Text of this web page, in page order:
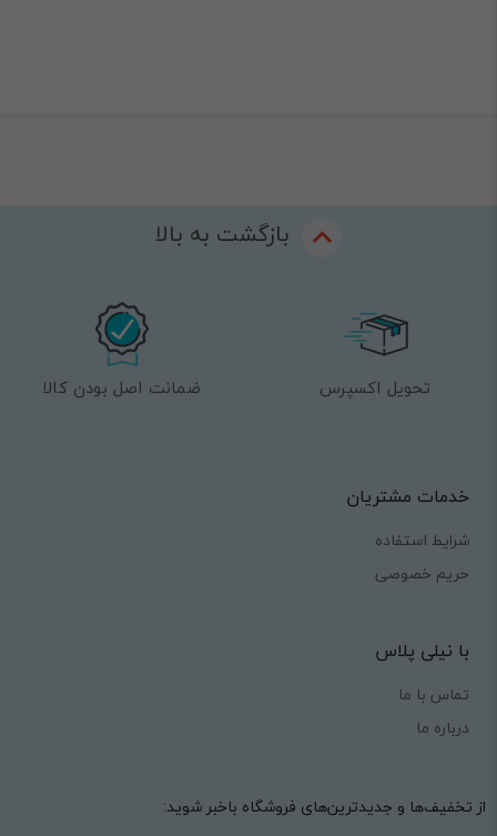
بازگشت به بالا
تحویل اکسپرس ضمانت اصل بودن کالا
خدمات مشتریان
شرایط استفاده
حریم خصوصی
با نیلی پلاس
تماس با ما
درباره ما
از تخفیف‌ها و جدیدترین‌های فروشگاه باخبر شوید: